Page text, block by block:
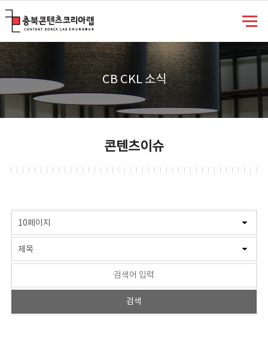
CB CKL 소식
콘텐츠이슈